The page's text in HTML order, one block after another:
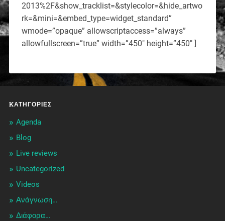
2013%2F&show_tracklist=&stylecolor=&hide_artwo
rk=&mini=&embed_type=widget_standard”
wmode=”opaque” allowscriptaccess=”always”
allowfullscreen=”true” width=”450″ height=”450″ ]
KΑΤΗΓΟΡΊΕΣ
Agenda
Blog
Live reviews
Uncategorized
Videos
Ανάγνωση…
Διάφορα…